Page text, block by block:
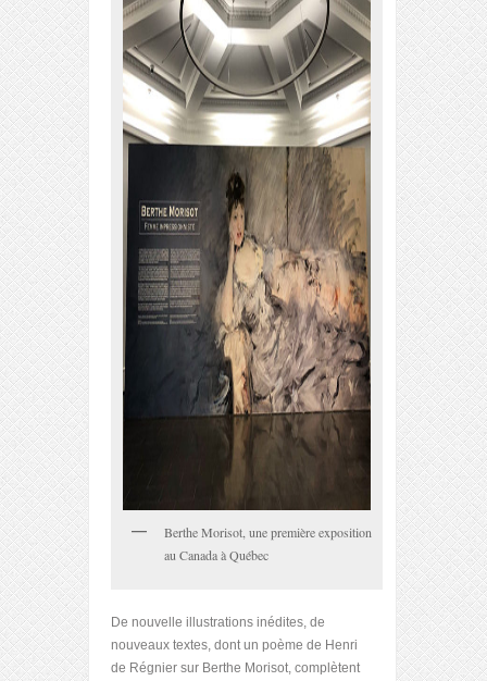
Berthe Morisot, une première exposition
au Canada à Québec
De nouvelle illustrations inédites, de
nouveaux textes, dont un poème de Henri
de Régnier sur Berthe Morisot, complètent